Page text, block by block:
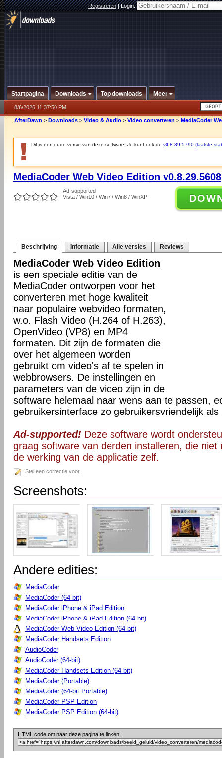
Registreren|Login:
Startpagina Downloads Top downloads Meer
8/6/2026 11:37:50 PM
AfterDawn > Downloads > Video & Audio > Video converteren > MediaCoder
Dit is een oude versie van deze software. Je kunt ook de v0.8.39.5790 (laatste
MediaCoder Web Video Edition v0.8.29.5608
Ad-supported
Vista / Win10 / Win7 / Win8 / WinXP
Beschrijving Informatie Alle versies Reviews
MediaCoder Web Video Edition
is een speciale editie van de
MediaCoder ontworpen voor het
converteren met hoge kwaliteit
naar populaire webvideo formaten,
w.o. Flash Video (H.264 of H.263),
OpenVideo (VP8) en MP4
formaten. Dit zijn de formaten die
over het algemeen worden
gebruikt om video's af te spelen in
webbrowsers. De instellingen en
parameters van de video zijn in de
software helemaal naar wens aan te passen,
gebruikersinterface zo gebruikersvriendelijk
Ad-supported! Deze software wordt
graag software van derden installeren, die niet
de werking van de applicatie zelf.
Stel een correctie voor
Screenshots:
Andere edities:
MediaCoder
MediaCoder (64-bit)
MediaCoder iPhone & iPad Edition
MediaCoder iPhone & iPad Edition (64-bit)
MediaCoder Web Video Edition (64-bit)
MediaCoder Handsets Edition
AudioCoder
AudioCoder (64-bit)
MediaCoder Handsets Edition (64 bit)
MediaCoder (Portable)
MediaCoder (64-bit Portable)
MediaCoder PSP Edition
MediaCoder PSP Edition (64-bit)
HTML code om naar deze pagina te linken: